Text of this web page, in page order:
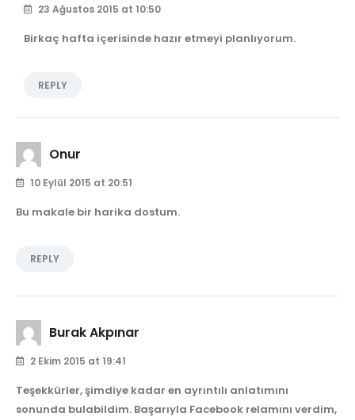
23 Ağustos 2015 at 10:50
Birkaç hafta içerisinde hazır etmeyi planlıyorum.
REPLY
Onur
10 Eylül 2015 at 20:51
Bu makale bir harika dostum.
REPLY
Burak Akpınar
2 Ekim 2015 at 19:41
Teşekkürler, şimdiye kadar en ayrıntılı anlatımını
sonunda bulabildim. Başarıyla Facebook relamını verdim,